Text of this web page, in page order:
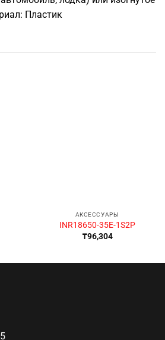
Пластик
АКСЕССУАРЫ
INR18650-35E-1S2P
₸96,304